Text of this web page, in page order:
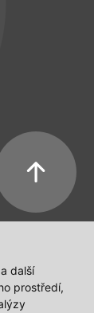
další
prostředí,